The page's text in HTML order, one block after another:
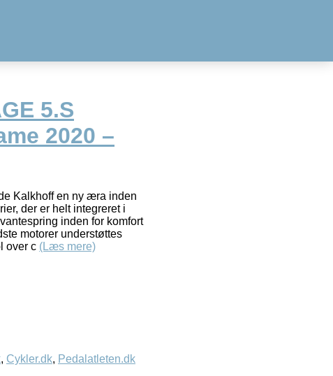
5.S
2020 –
Kalkhoff en ny æra inden
der er helt integreret i
inden for komfort
motorer understøttes
over c (Læs mere)
, Cykler.dk, Pedalatleten.dk